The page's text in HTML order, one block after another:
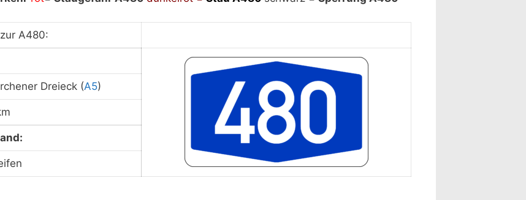
A480:
Dreieck (A5)